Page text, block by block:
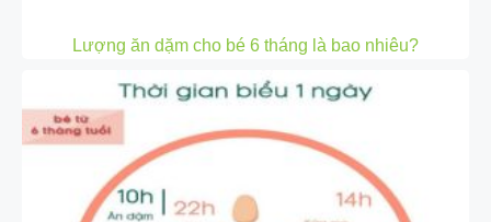
Lượng ăn dặm cho bé 6 tháng là bao nhiêu?